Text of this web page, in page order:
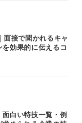
面接で聞かれるキャ
を効果的に伝えるコ
面白い特技一覧・例